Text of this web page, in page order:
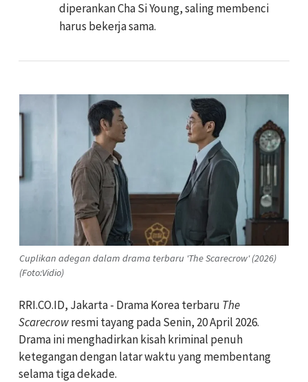
diperankan Cha Si Young, saling membenci
harus bekerja sama.
Cuplikan adegan dalam drama terbaru 'The Scarecrow' (2026)
(Foto:Vidio)
RRI.CO.ID, Jakarta - Drama Korea terbaru The
Scarecrowresmi tayang pada Senin, 20 April 2026.
Drama ini menghadirkan kisah kriminal penuh
ketegangan dengan latar waktu yang membentang
selama tiga dekade.